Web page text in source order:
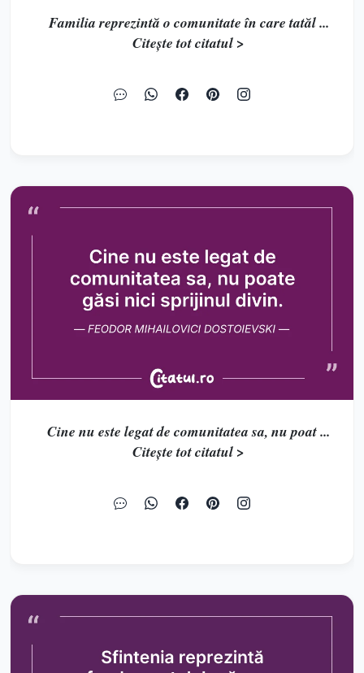
Familia reprezintă o comunitate în care tatăl ...
Citește tot citatul >
Cine nu este legat de comunitatea sa, nu poat ...
Citește tot citatul >